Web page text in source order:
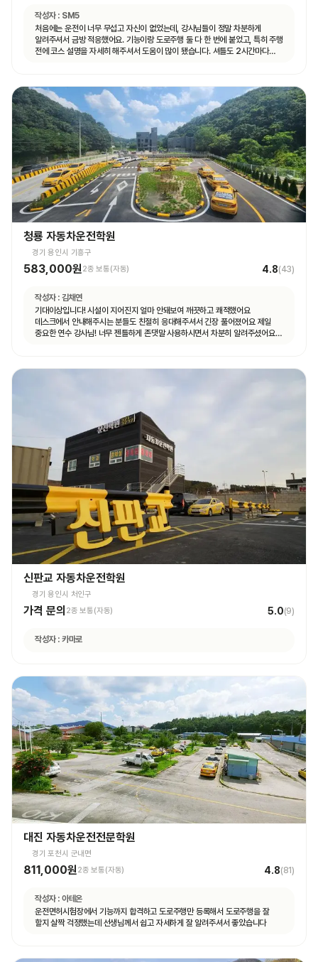
작성자 : SM5
처음에는 운전이 너무 무섭고 자신이 없었는데, 강사님들이 정말 차분하게
알려주셔서 금방 적응했어요. 기능이랑 도로주행 둘 다 한 번에 붙었고, 특히 주행
전에 코스 설명을 자세히 해주셔서 도움이 많이 됐습니다. 셔틀도 2시간마다
청룡 자동차운전학원
경기 용인시 기흥구
583,000원2종 보통(자동) 4.8(43)
작성자 : 김채연
기대이상입니다! 시설이 지어진지 얼마 안돼보여 깨끗하고 쾌적했어요
데스크에서 안내해주시는 분들도 친절히 응대해주셔서 긴장 풀어졌어요 제일
중요한 연수 강사님! 너무 젠틀하게 존댓말 사용하시면서 차분히 알려주셨어요
신판교 자동차운전학원
경기 용인시 처인구
가격 문의 2종 보통(자동) 5.0(9)
작성자 : 카마로
대진 자동차운전전문학원
경기 포천시 군내면
811,000원2종 보통(자동) 4.8(81)
작성자 : 아테온
운전면허시험장에서 기능까지 합격하고 도로주행만 등록해서 도로주행을 잘
할지 살짝 걱정했는데 선생님께서 쉽고 자세하게 잘 알려주셔서 좋았습니다